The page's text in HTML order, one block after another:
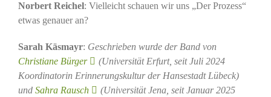
Norbert Reichel: Vielleicht schauen wir uns „Der Prozess“
etwas genauer an?
Sarah Käsmayr: Geschrieben wurde der Band von
Christiane Bürger
(Universität Erfurt, seit Juli 2024
Koordinatorin Erinnerungskultur der Hansestadt Lübeck)
und Sahra Rausch
(Universität Jena, seit Januar 2025